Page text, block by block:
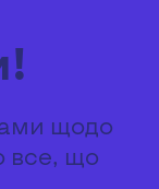
щодо
все, що